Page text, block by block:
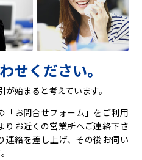
せください。
始まると考えています。
「お問合せフォーム」をご利用
りお近くの営業所へご連絡下さ
連絡を差し上げ、その後お伺い